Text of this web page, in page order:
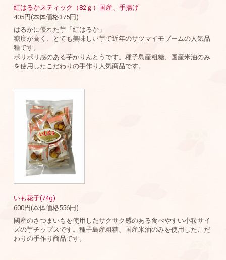
紅はるかスティック（82ｇ）国産、手揚げ
405円(本体価格375円)
はるかに優れた芋「紅はるか」
糖度が高く、とても美味しい芋で近年のサツマイモブームの人気品
種です。
ポリポリ感のある芋かりんとうです。種子島産粗糖、国産米油のみ
を使用したこだわりの手作り人気商品です。
いも花子(74g)
600円(本体価格556円)
國産のさつまいもを使用したサクサク感のある食べやすい小粒サイ
ズの芋チップスです。種子島産粗糖、国産米油のみを使用したこだ
わりの手作り商品です。